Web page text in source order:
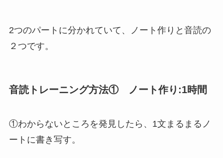
2つのパートに分かれていて、ノート作りと音読の
２つです。
音読トレーニング方法① ノート作り:1時間
①わからないところを発見したら、1文まるまるノ
ートに書き写す。